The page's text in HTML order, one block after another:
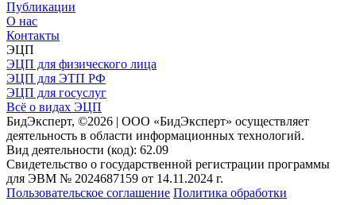
Публикации
О нас
Контакты
ЭЦП
ЭЦП для физического лица
ЭЦП для ЭТП РФ
ЭЦП для госуслуг
Всё о видах ЭЦП
БидЭксперт, ©2026 | ООО «БидЭксперт» осуществляет
деятельность в области информационных технологий.
Вид деятельности (код): 62.09
Свидетельство о государственной регистрации программы
для ЭВМ № 2024687159 от 14.11.2024 г.
Пользовательское соглашение Политика обработки